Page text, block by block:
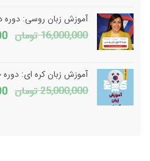
آموزش زبان روسی: دوره
16,000,000 تومان
آموزش زبان کره ای:
25,000,000 تومان